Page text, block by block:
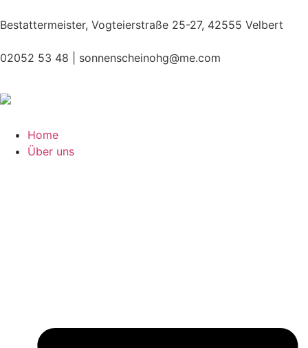
Bestattermeister, Vogteierstraße 25-27, 42555 Velbert
02052 53 48 | sonnenscheinohg@me.com
Home
Über uns